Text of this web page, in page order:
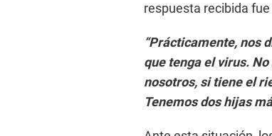
respuesta recibida fue
“Prácticamente, nos
que tenga el virus.
nosotros, si tiene el
Tenemos dos hijas